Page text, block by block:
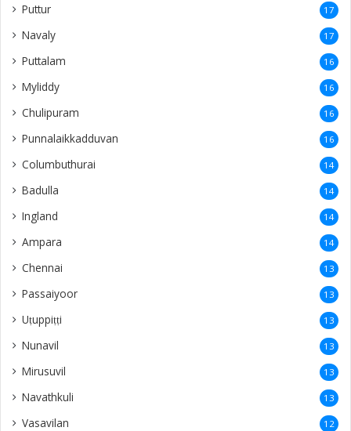
Puttur 17
Navaly 17
Puttalam 16
Myliddy 16
Chulipuram 16
Punnalaikkadduvan 16
Columbuthurai 14
Badulla 14
Ingland 14
Ampara 14
Chennai 13
Passaiyoor 13
Uṭuppiṭṭi 13
Nunavil 13
Mirusuvil 13
Navathkuli 13
Vasavilan 12